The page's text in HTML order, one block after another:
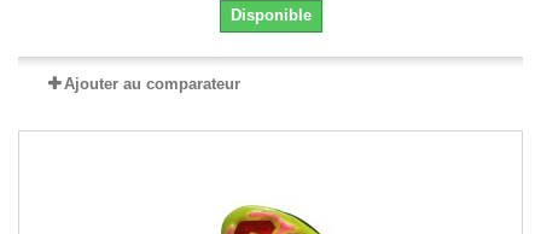
Disponible
Ajouter au comparateur